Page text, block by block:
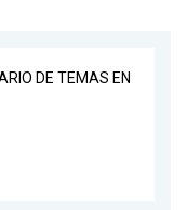
DE TEMAS EN